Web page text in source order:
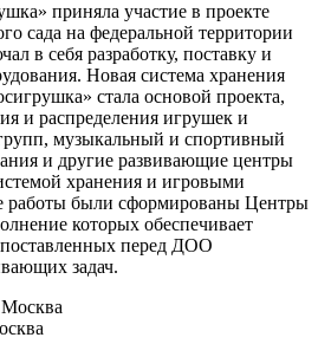
приняла участие в проекте
сада на федеральной территории
в себя разработку, поставку и
Новая система хранения
стала основой проекта,
и распределения игрушек и
музыкальный и спортивный
и другие развивающие центры
хранения и игровыми
работы были сформированы Центры
которых обеспечивает
перед ДОО
задач.